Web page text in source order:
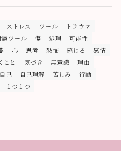
ストレス ツール
トラウマ
属ツール 傷 処理
可能性
心 思考 恐怖 感じる
感情
こと 気づき 無意識
理由
自己 自己理解 苦しみ
行動
１つ１つ